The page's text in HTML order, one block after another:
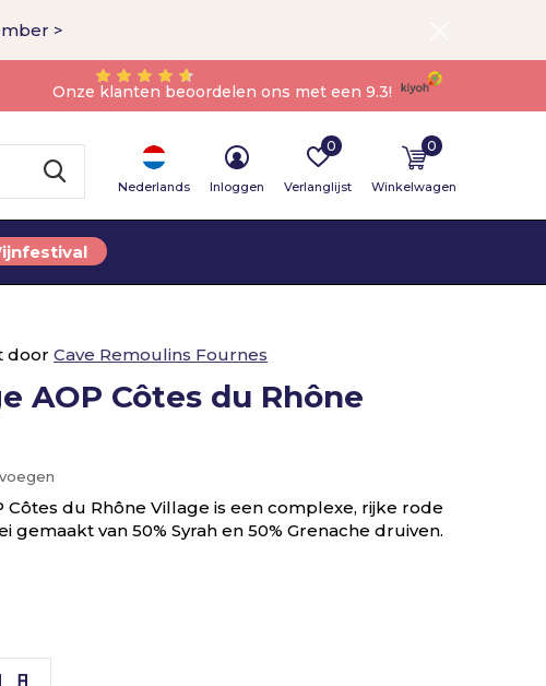
Nederlands Inloggen Verlanglijst
0
Winkelwagen
0
Onze klanten beoordelen ons met een 9.3!
>
door Cave Remoulins Fournes
AOP Côtes du Rhône
Côtes du Rhône Village is een complexe, rijke rode
gemaakt van 50% Syrah en 50% Grenache druiven.